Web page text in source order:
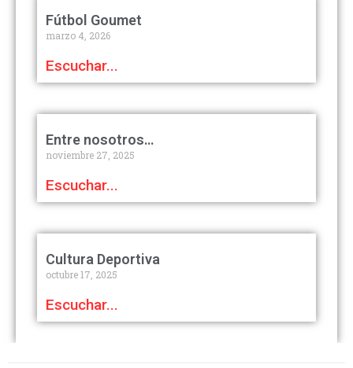
Fútbol Goumet
marzo 4, 2026
Escuchar...
Entre nosotros…
noviembre 27, 2025
Escuchar...
Cultura Deportiva
octubre 17, 2025
Escuchar...